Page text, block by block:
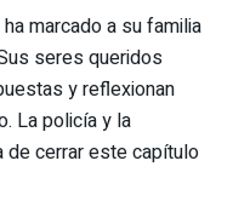
marcado a su familia
seres queridos
y reflexionan
La policía y la
de cerrar este capítulo